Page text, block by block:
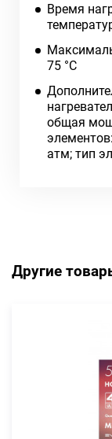
Время
75 °C
общая
атм; тип
Другие